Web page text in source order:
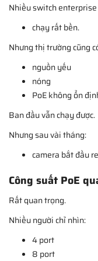
Nhiều switch
chạy rất bền.
Nhưng thị trường cũng
nguồn yếu
nóng
PoE không ổn
Ban đầu vẫn chạy được.
Nhưng sau vài tháng:
camera bắt đầu
Công suất PoE
Rất quan trọng.
Nhiều người chỉ nhìn:
4 port
8 port